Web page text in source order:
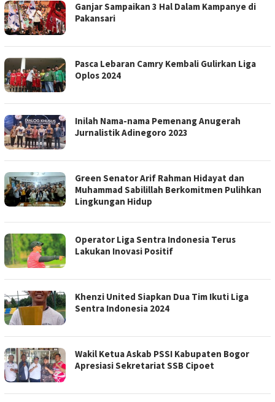
Ganjar Sampaikan 3 Hal Dalam Kampanye di
Pakansari
Pasca Lebaran Camry Kembali Gulirkan Liga
Oplos 2024
Inilah Nama-nama Pemenang Anugerah
Jurnalistik Adinegoro 2023
Green Senator Arif Rahman Hidayat dan
Muhammad Sabilillah Berkomitmen Pulihkan
Lingkungan Hidup
Operator Liga Sentra Indonesia Terus
Lakukan Inovasi Positif
Khenzi United Siapkan Dua Tim Ikuti Liga
Sentra Indonesia 2024
Wakil Ketua Askab PSSI Kabupaten Bogor
Apresiasi Sekretariat SSB Cipoet